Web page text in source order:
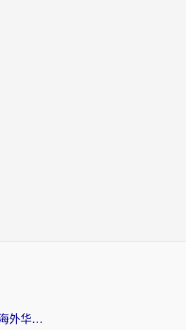
Mac翻墙回国免费？2026海外华人亲测：从CCTV5直播到国内APP，这样选加速器才靠谱